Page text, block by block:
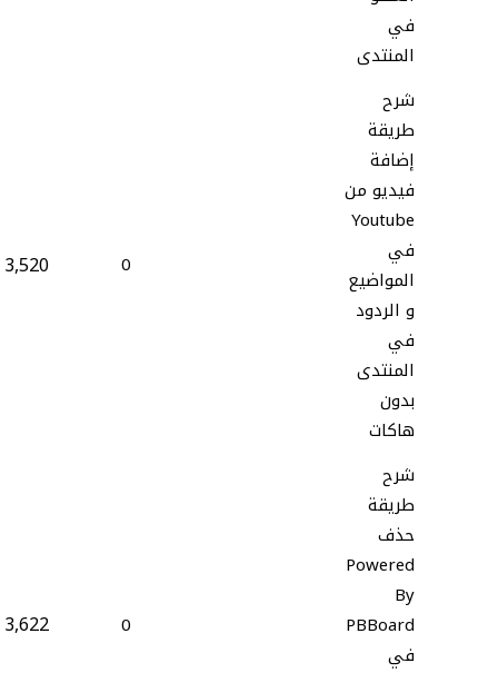
في
المنتدى
شرح
طريقة
إضافة
فيديو من
Youtube
في
المواضيع
و الردود
في
المنتدى
بدون
هاكات
0
3,520
شرح
طريقة
حذف
Powered
By
PBBoard
في
0
3,622